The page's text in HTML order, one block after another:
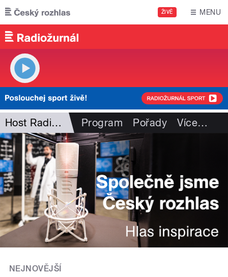
Přejít k hlavnímu obsahu
ŽIVĚ MENU
Host Radiožurnálu Program Pořady Více…
NEJNOVĚJŠÍ